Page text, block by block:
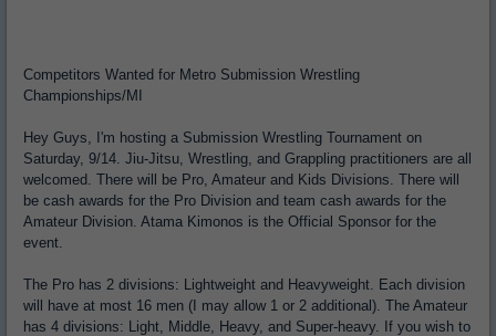
Competitors Wanted for Metro Submission Wrestling
Championships/MI
Hey Guys, I'm hosting a Submission Wrestling Tournament on
Saturday, 9/14. Jiu-Jitsu, Wrestling, and Grappling practitioners are all
welcomed. There will be Pro, Amateur and Kids Divisions. There will
be cash awards for the Pro Division and team cash awards for the
Amateur Division. Atama Kimonos is the Official Sponsor for the
event.
The Pro has 2 divisions: Lightweight and Heavyweight. Each division
will have at most 16 men (I may allow 1 or 2 additional). The Amateur
has 4 divisions: Light, Middle, Heavy, and Super-heavy. If you wish to